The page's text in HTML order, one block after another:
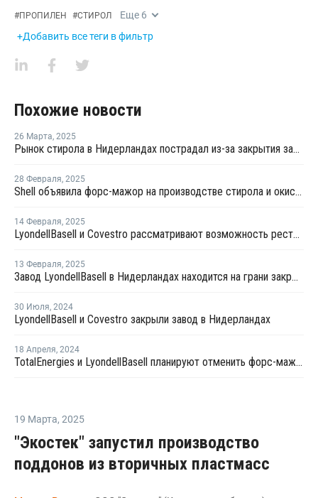
#ПРОПИЛЕН #СТИРОЛ Еще 6
+Добавить все теги в фильтр
Похожие новости
26 Марта, 2025
Рынок стирола в Нидерландах пострадал из-за закрытия заводов LyondellBasell и Covestro
28 Февраля, 2025
Shell объявила форс-мажор на производстве стирола и окиси пропилена в Нидерландах
14 Февраля, 2025
LyondellBasell и Covestro рассматривают возможность реструктуризации совместного завода в Нидерландах
13 Февраля, 2025
Завод LyondellBasell в Нидерландах находится на грани закрытия
30 Июля, 2024
LyondellBasell и Covestro закрыли завод в Нидерландах
18 Апреля, 2024
TotalEnergies и LyondellBasell планируют отменить форс-мажор на поставку стирола и полиолефинов
19 Марта, 2025
"Экостек" запустил производство
поддонов из вторичных пластмасс